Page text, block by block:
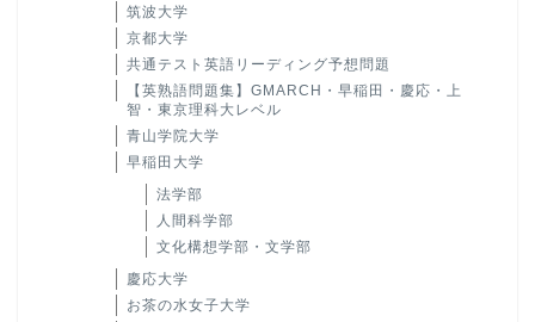
筑波大学
京都大学
共通テスト英語リーディング予想問題
【英熟語問題集】GMARCH・早稲田・慶応・上
智・東京理科大レベル
青山学院大学
早稲田大学
法学部
人間科学部
文化構想学部・文学部
慶応大学
お茶の水女子大学